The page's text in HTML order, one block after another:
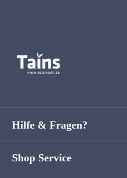
Hilfe & Fragen?
Shop Service